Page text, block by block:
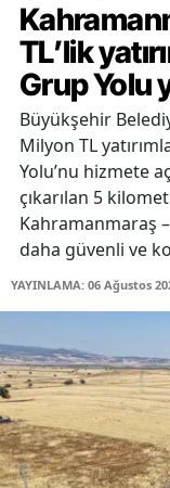
TL’lik
Grup Yolu
Büyükşehir
Milyon TL
Yolu’nu hizmete
çıkarılan 5
Kahramanmaraş
daha güvenli ve
YAYINLAMA: 06 Ağustos